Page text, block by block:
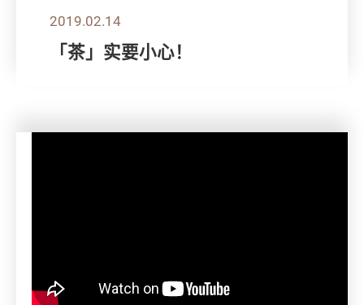
2019.02.14
「茶」实要小心！